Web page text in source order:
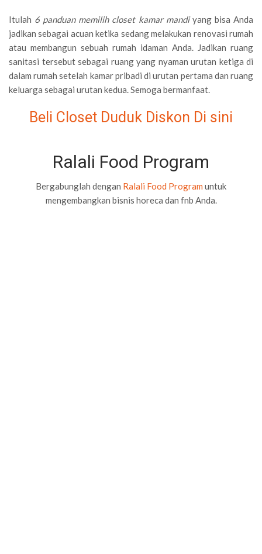
Itulah 6 panduan memilih closet kamar mandiyang bisa Anda
jadikan sebagai acuan ketika sedang melakukan renovasi rumah
atau membangun sebuah rumah idaman Anda. Jadikan ruang
sanitasi tersebut sebagai ruang yang nyaman urutan ketiga di
dalam rumah setelah kamar pribadi di urutan pertama dan ruang
keluarga sebagai urutan kedua. Semoga bermanfaat.
Beli Closet Duduk Diskon Di sini
Ralali Food Program
Bergabunglah dengan Ralali Food Program untuk
mengembangkan bisnis horeca dan fnb Anda.